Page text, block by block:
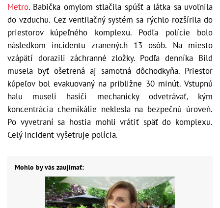
Metro. Babička omylom stlačila spúšť a látka sa uvoľnila
do vzduchu. Cez ventilačný systém sa rýchlo rozšírila do
priestorov kúpeľného komplexu. Podľa polície bolo
následkom incidentu zranených 13 osôb. Na miesto
vzápätí dorazili záchranné zložky. Podľa denníka Bild
musela byť ošetrená aj samotná dôchodkyňa. Priestor
kúpeľov bol evakuovaný na približne 30 minút. Vstupnú
halu museli hasiči mechanicky odvetrávať, kým
koncentrácia chemikálie neklesla na bezpečnú úroveň.
Po vyvetraní sa hostia mohli vrátiť späť do komplexu.
Celý incident vyšetruje polícia.
Mohlo by vás zaujímať: